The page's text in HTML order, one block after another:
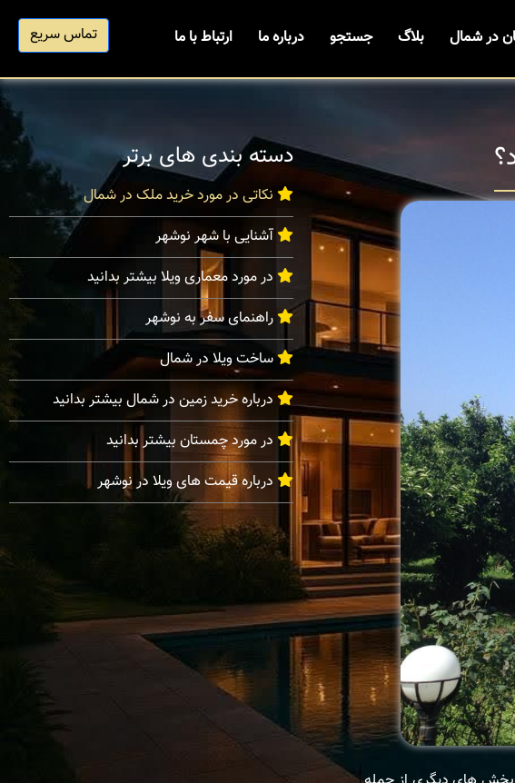
در شمال بلاگ جستجو درباره ما ارتباط با ما تماس سریع
دسته بندی های برتر
نکاتی در مورد خرید ملک در شمال
آشنایی با شهر نوشهر
در مورد معماری ویلا بیشتر بدانید
راهنمای سفر به نوشهر
ساخت ویلا در شمال
درباره خرید زمین در شمال بیشتر بدانید
در مورد چمستان بیشتر بدانید
درباره قیمت های ویلا در نوشهر